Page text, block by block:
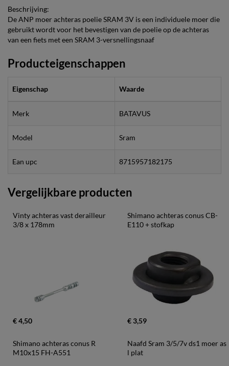
Beschrijving:
De ANP moer achteras poelie SRAM 3V is een individuele moer die
gebruikt wordt voor het bevestigen van de poelie op de achteras
van een fiets met een SRAM 3-versnellingsnaaf
Producteigenschappen
Eigenschap Waarde
Merk BATAVUS
Model Sram
Ean upc 8715957182175
Vergelijkbare producten
Vinty achteras vast derailleur
3/8 x 178mm
€ 4,50
Shimano achteras conus CB-
E110 + stofkap
€ 3,59
Shimano achteras conus R
M10x15 FH-A551
Naafd Sram 3/5/7v ds1 moer as
l plat